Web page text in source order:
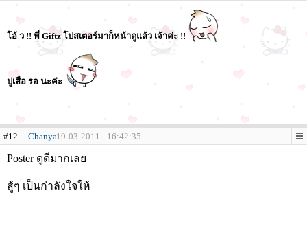
โอ้ ว !! พี่ Giftz โปสเตอร์มาก็หน้าดูแล้ว เจ้าค่ะ !!
ปูเสื่อ รอ นะค่ะ
#12 Chanya19-03-2011 - 16:42:35
Poster ดูดีมากเลย
สู้ๆ เป็นกำลังใจให้